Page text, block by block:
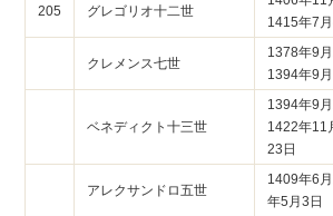
205 グレゴリオ十二世
1415年7
クレメンス七世
1378年9
1394年9
ベネディクト十三世
1394年9
1422年11
23日
アレクサンドロ五世
1409年6
年5月3日